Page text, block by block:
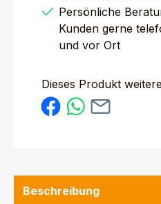
Persönliche
Kunden gerne
und vor Ort
Dieses Produkt
Beschreibung